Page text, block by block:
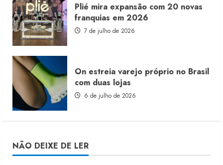
Plié mira expansão com 20 novas
franquias em 2026
7 de julho de 2026
On estreia varejo próprio no Brasil
com duas lojas
6 de julho de 2026
NÃO DEIXE DE LER